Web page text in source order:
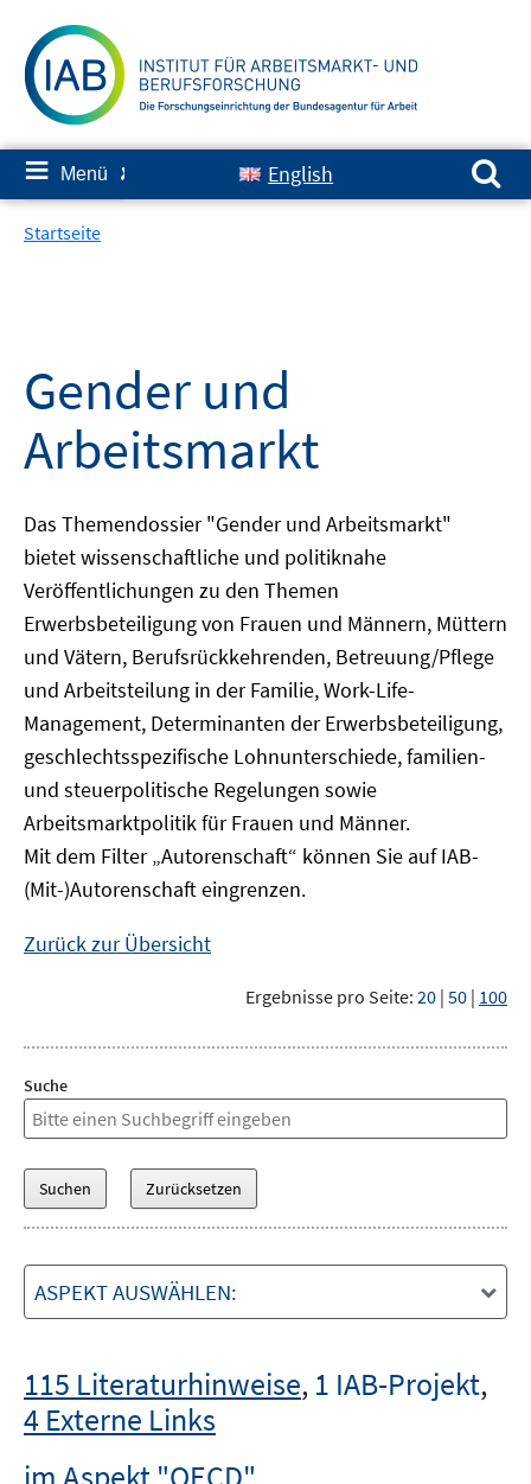
zum
Inhalt
≡ Menü ✘ English
Suchen nach:
Startseite
Gender und
Arbeitsmarkt
Das Themendossier "Gender und Arbeitsmarkt"
bietet wissenschaftliche und politiknahe
Veröffentlichungen zu den Themen
Erwerbsbeteiligung von Frauen und Männern, Müttern
und Vätern, Berufsrückkehrenden, Betreuung/Pflege
und Arbeitsteilung in der Familie, Work-Life-
Management, Determinanten der Erwerbsbeteiligung,
geschlechtsspezifische Lohnunterschiede, familien-
und steuerpolitische Regelungen sowie
Arbeitsmarktpolitik für Frauen und Männer.
Mit dem Filter „Autorenschaft“ können Sie auf IAB-
(Mit-)Autorenschaft eingrenzen.
Zurück zur Übersicht
Ergebnisse pro Seite: 20 | 50 | 100
Suche
ASPEKT AUSWÄHLEN:
115 Literaturhinweise, 1 IAB-Projekt,
4 Externe Links